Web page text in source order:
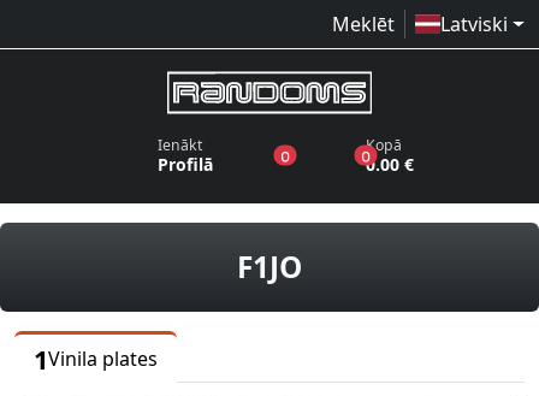
Meklēt Latviski
Ienākt
Profilā 0produkti vēlmju sarakstā
0produkti grozā
Kopā
0.00 €
F1JO
1Vinila plates